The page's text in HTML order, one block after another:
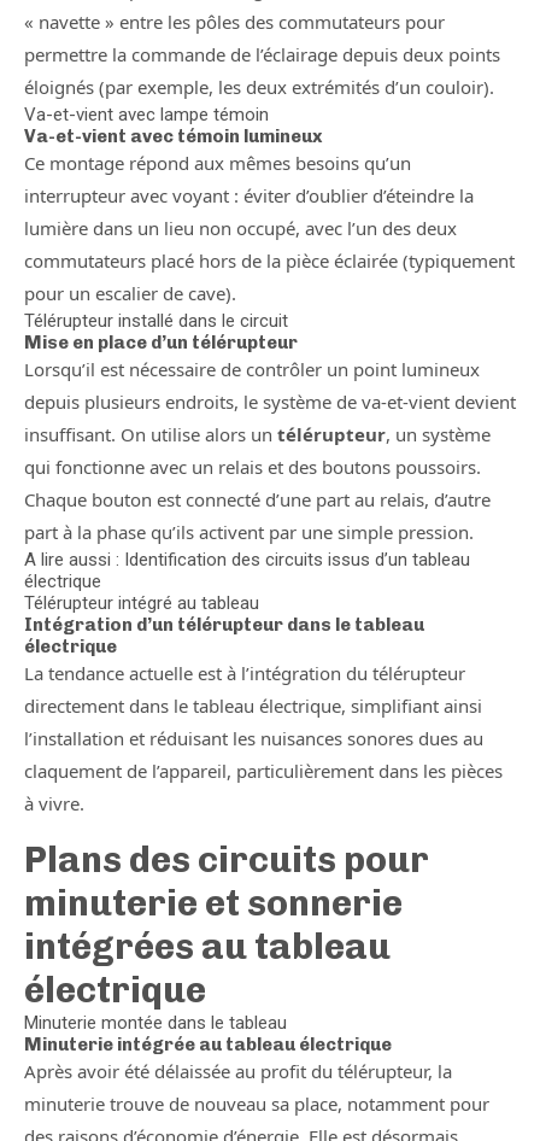
« navette » entre les pôles des commutateurs pour
permettre la commande de l’éclairage depuis deux points
éloignés (par exemple, les deux extrémités d’un couloir).
Va-et-vient avec lampe témoin
Va-et-vient avec témoin lumineux
Ce montage répond aux mêmes besoins qu’un
interrupteur avec voyant : éviter d’oublier d’éteindre la
lumière dans un lieu non occupé, avec l’un des deux
commutateurs placé hors de la pièce éclairée (typiquement
pour un escalier de cave).
Télérupteur installé dans le circuit
Mise en place d’un télérupteur
Lorsqu’il est nécessaire de contrôler un point lumineux
depuis plusieurs endroits, le système de va-et-vient devient
insuffisant. On utilise alors un télérupteur, un système
qui fonctionne avec un relais et des boutons poussoirs.
Chaque bouton est connecté d’une part au relais, d’autre
part à la phase qu’ils activent par une simple pression.
A lire aussi : Identification des circuits issus d’un tableau
électrique
Télérupteur intégré au tableau
Intégration d’un télérupteur dans le tableau
électrique
La tendance actuelle est à l’intégration du télérupteur
directement dans le tableau électrique, simplifiant ainsi
l’installation et réduisant les nuisances sonores dues au
claquement de l’appareil, particulièrement dans les pièces
à vivre.
Plans des circuits pour
minuterie et sonnerie
intégrées au tableau
électrique
Minuterie montée dans le tableau
Minuterie intégrée au tableau électrique
Après avoir été délaissée au profit du télérupteur, la
minuterie trouve de nouveau sa place, notamment pour
des raisons d’économie d’énergie. Elle est désormais